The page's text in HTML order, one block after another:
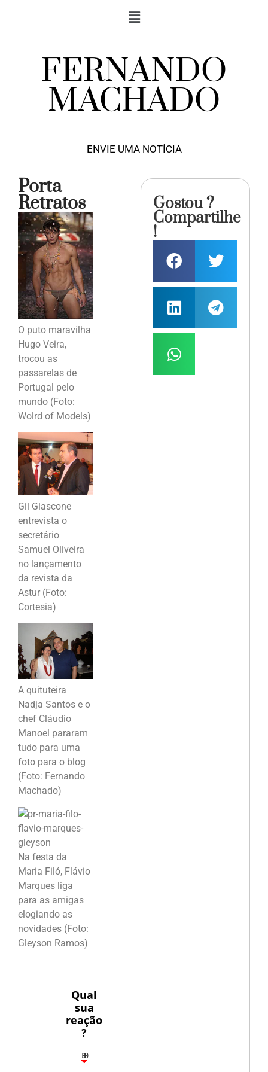
FERNANDO
MACHADO
ENVIE UMA NOTÍCIA
Porta
Retratos
O puto maravilha
Hugo Veira,
trocou as
passarelas de
Portugal pelo
mundo (Foto:
Wolrd of Models)
Gil Glascone
entrevista o
secretário
Samuel Oliveira
no lançamento
da revista da
Astur (Foto:
Cortesia)
A quituteira
Nadja Santos e o
chef Cláudio
Manoel pararam
tudo para uma
foto para o blog
(Foto: Fernando
Machado)
Na festa da
Maria Filó, Flávio
Marques liga
para as amigas
elogiando as
novidades (Foto:
Gleyson Ramos)
Qual
sua
reação
?
3
1
1
3
10
Gostou ?
Compartilhe
!